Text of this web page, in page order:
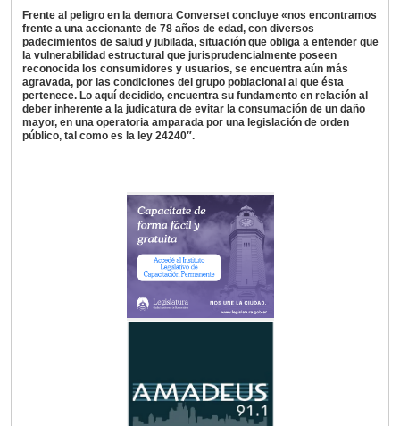
Frente al peligro en la demora Converset concluye «nos encontramos
frente a una accionante de 78 años de edad, con diversos
padecimientos de salud y jubilada, situación que obliga a entender que
la vulnerabilidad estructural que jurisprudencialmente poseen
reconocida los consumidores y usuarios, se encuentra aún más
agravada, por las condiciones del grupo poblacional al que ésta
pertenece. Lo aquí decidido, encuentra su fundamento en relación al
deber inherente a la judicatura de evitar la consumación de un daño
mayor, en una operatoria amparada por una legislación de orden
público, tal como es la ley 24240″.